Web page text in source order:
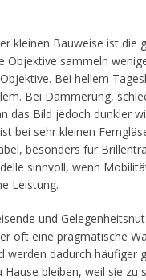
kleinen Bauweise ist die
Objektive sammeln
Bei hellem
Bei Dämmerung,
das Bild jedoch dunkler
bei sehr kleinen
besonders für
sinnvoll, wenn
Leistung.
und
oft eine pragmatische
werden dadurch häufiger
Hause bleiben, weil sie zu